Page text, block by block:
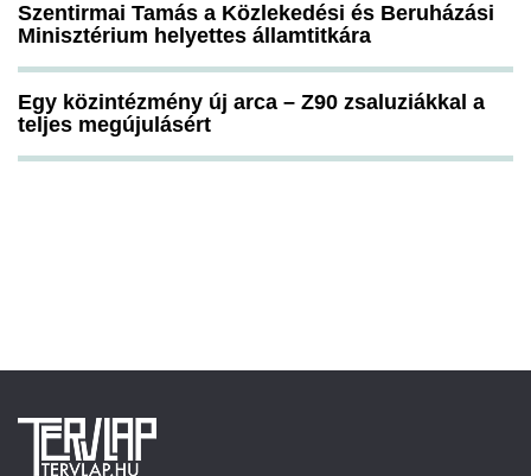
Szentirmai Tamás a Közlekedési és Beruházási
Minisztérium helyettes államtitkára
Egy közintézmény új arca – Z90 zsaluziákkal a
teljes megújulásért